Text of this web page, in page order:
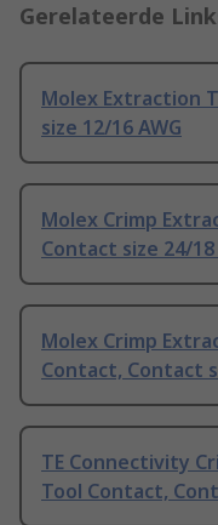
Gerelateerde
Molex Extraction
size 12/16 AWG
Molex Crimp
Contact size 24/18
Molex Crimp
Contact, Contact
TE Connectivity
Tool Contact,